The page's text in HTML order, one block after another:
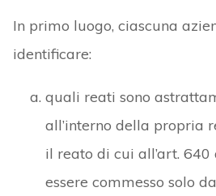
In primo luogo, ciascuna
identificare:
quali reati sono
all’interno della propria
il reato di cui all’art. 640
essere commesso solo